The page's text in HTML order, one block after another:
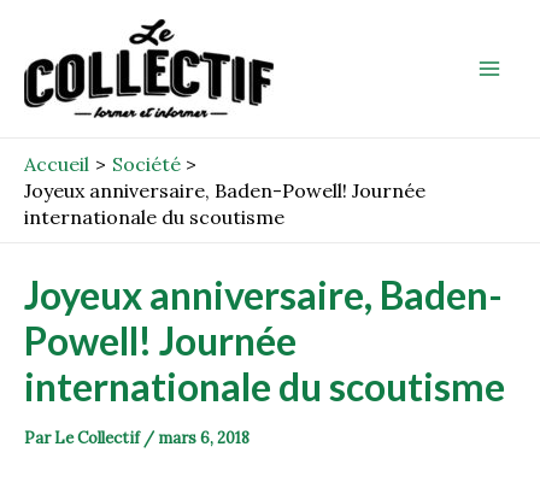
contenu
Accueil
Société
Joyeux anniversaire, Baden-Powell! Journée
internationale du scoutisme
Joyeux anniversaire, Baden-
Powell! Journée
internationale du scoutisme
ParLe Collectif / mars 6, 2018
navigation